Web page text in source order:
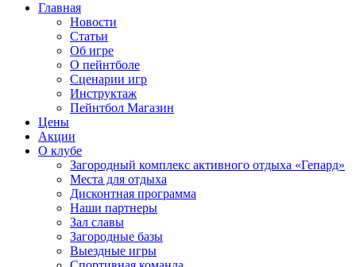
Главная
Новости
Статьи
Об игре
О пейнтболе
Сценарии игр
Инструктаж
Пейнтбол Магазин
Цены
Акции
О клубе
Загородный комплекс активного отдыха «Гепард»
Места для отдыха
Дисконтная программа
Наши партнеры
Зал славы
Загородные базы
Выездные игры